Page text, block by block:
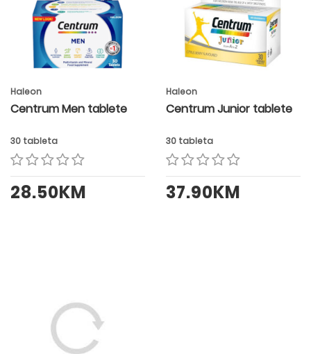
Haleon
Centrum Men tablete
30 tableta
28.50KM
Haleon
Centrum Junior tablete
30 tableta
37.90KM